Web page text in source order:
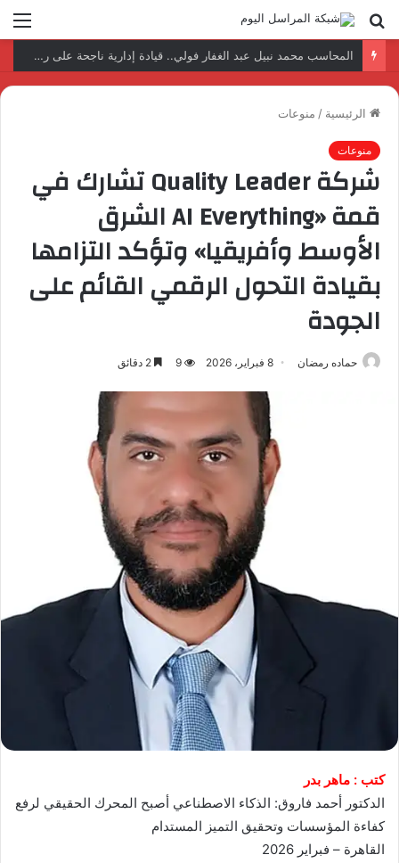
بحث
عن
نتائج إيجابية بعد زيارة وفد الجامعة المصرية النتائج إيجابية بعد زيارة وفد الجامعة المصرية الروسية لمصنع الإلكترونياتروسية لمصنع الإلكترونيات
الرئيسية / منوعات
منوعات
شركة Quality Leader تشارك في
قمة «AI Everything الشرق
الأوسط وأفريقيا» وتؤكد التزامها
بقيادة التحول الرقمي القائم على
الجودة
حماده رمضان 8 فبراير، 2026 9
كتب : ماهر بدر
الدكتور أحمد فاروق: الذكاء الاصطناعي أصبح المحرك الحقيقي لرفع
كفاءة المؤسسات وتحقيق التميز المستدام
القاهرة – فبراير 2026